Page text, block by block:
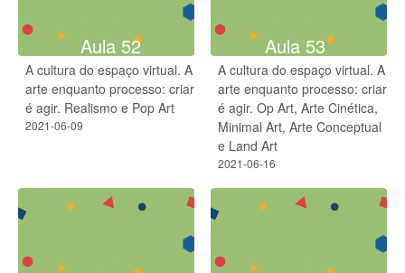
Aula 52
A cultura do espaço virtual. A
arte enquanto processo: criar
é agir. Realismo e Pop Art
2021-06-09
Aula 53
A cultura do espaço virtual. A
arte enquanto processo: criar
é agir. Op Art, Arte Cinética,
Minimal Art, Arte Conceptual
e Land Art
2021-06-16